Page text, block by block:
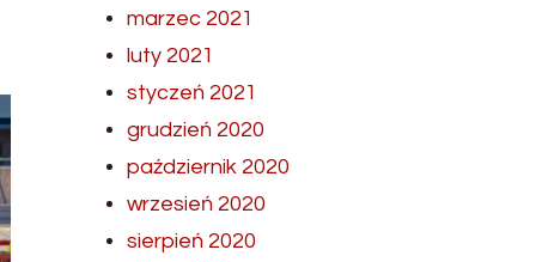
marzec 2021
luty 2021
styczeń 2021
grudzień 2020
październik 2020
wrzesień 2020
sierpień 2020